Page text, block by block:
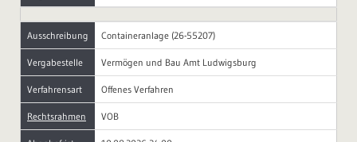
Ausschreibung Containeranlage (26-55207)
Vergabestelle Vermögen und Bau Amt Ludwigsburg
Verfahrensart Offenes Verfahren
Rechtsrahmen VOB